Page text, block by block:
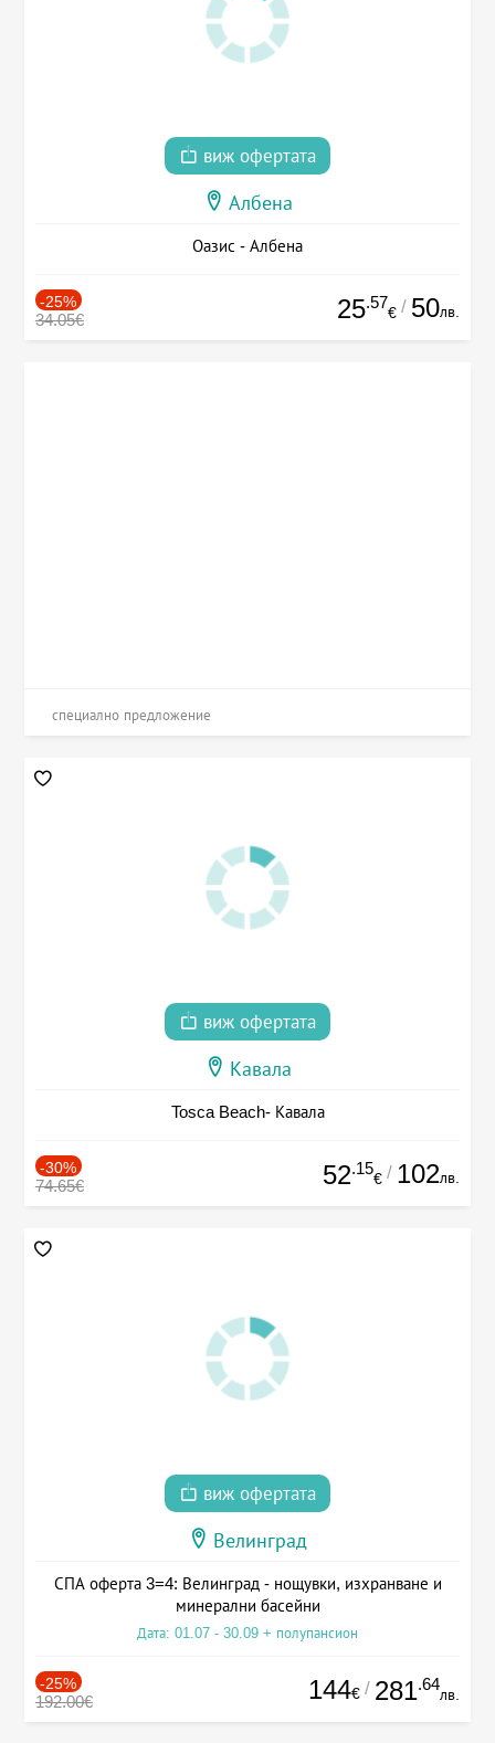
виж офертата
Албена
Оазис - Албена
-25%
34.05€ 25.57
€ / 50лв.
специално предложение
виж офертата
Кавала
Tosca Beach- Кавала
-30%
74.65€ 52.15
€ / 102лв.
виж офертата
Велинград
СПА оферта 3=4: Велинград - нощувки, изхранване и
минерални басейни
Дата: 01.07 - 30.09 + полупансион
-25%
192.00€ 144€ / 281.64
лв.